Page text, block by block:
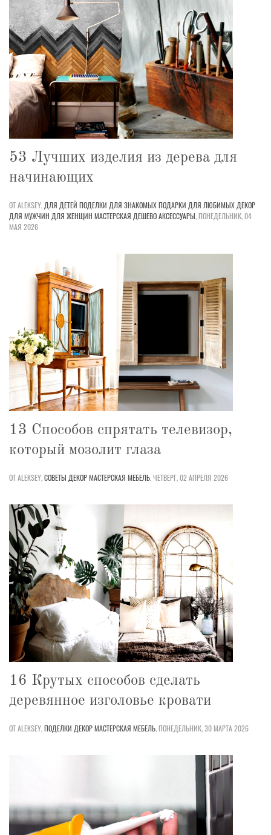
53 Лучших изделия из дерева для
начинающих
ОТ ALEKSEY, ДЛЯ ДЕТЕЙ ПОДЕЛКИ ДЛЯ ЗНАКОМЫХПОДАРКИ ДЛЯ ЛЮБИМЫХ ДЕКОР
ДЛЯ МУЖЧИН ДЛЯ ЖЕНЩИН МАСТЕРСКАЯ ДЕШЕВОАКСЕССУАРЫ,ПОНЕДЕЛЬНИК, 04
МАЯ 2026
13 Способов спрятать телевизор,
который мозолит глаза
ОТ ALEKSEY,СОВЕТЫ ДЕКОРМАСТЕРСКАЯ МЕБЕЛЬ,ЧЕТВЕРГ, 02 АПРЕЛЯ 2026
16 Крутых способов сделать
деревянное изголовье кровати
ОТ ALEKSEY,ПОДЕЛКИ ДЕКОРМАСТЕРСКАЯ МЕБЕЛЬ,ПОНЕДЕЛЬНИК, 30 МАРТА 2026